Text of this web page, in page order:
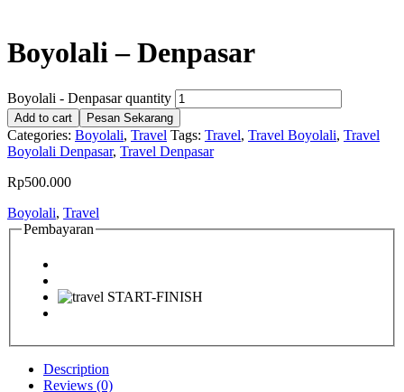
Boyolali – Denpasar
Boyolali - Denpasar quantity
Add to cart Pesan Sekarang
Categories: Boyolali, Travel Tags: Travel, Travel Boyolali, Travel
Boyolali Denpasar, Travel Denpasar
Rp500.000
Boyolali, Travel
Pembayaran
Description
Reviews (0)